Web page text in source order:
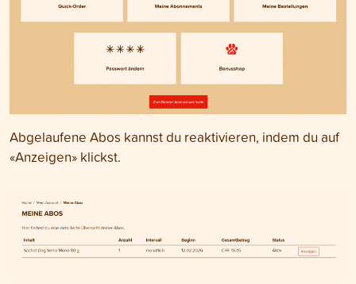
Abgelaufene Abos kannst du reaktivieren, indem du auf
«Anzeigen» klickst.